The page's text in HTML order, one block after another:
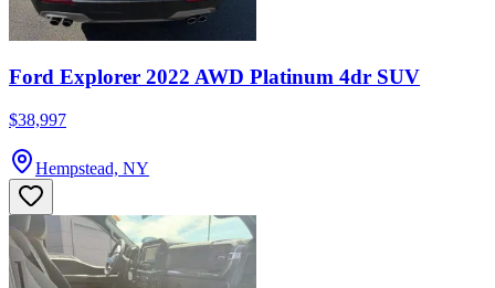
Ford Explorer 2022 AWD Platinum 4dr SUV
$38,997
Hempstead, NY